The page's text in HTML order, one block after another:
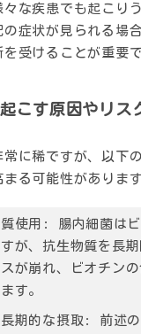
な疾患でも起こり
の症状が見られる場
受けることが重要で
こす原因やリス
常に稀ですが、以下
る可能性があります
使用:
腸内細菌は
が、抗生物質を長
が崩れ、ビオチン
す。
期的な摂取:
前述